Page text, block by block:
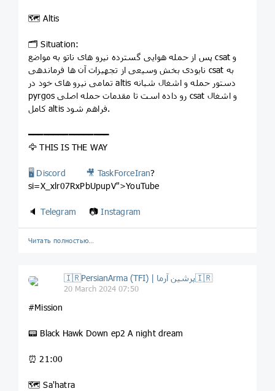
🗺 Altis
🗂 Situation:
پس از حمله هوایی گسترده نیرو های ناتو به مواضع csat و
نابودی بخش وسیعی از تجهیزات آن ها فرماندهی csat به
تمامی نیرو های خود در altis دستور حمله و اشغال شبانه
pyrgos رو داده است تا مقدمات حمله اصلی csat و اشغال
کامل altis فراهم شود.
━━━━━━━━━━━━━━━━
🦅 THIS IS THE WAY
🖥 Discord 🎥 TaskForceIran?
si=X_xlr07RxPbUpupV">YouTube
🔈Telegram 📷Instagram
Читать полностью…
🇮🇷PersianArma (TFI) | پرشین آرما🇮🇷
20 March 2024 07:50
#Mission
📟 Black Hawk Down ep2 A night dream
⏰ 21:00
🗺 Sa'hatra